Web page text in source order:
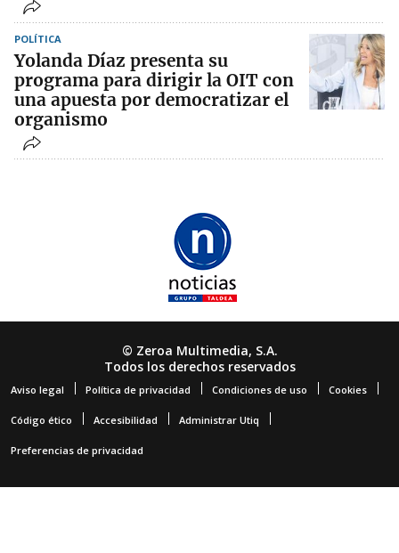
POLÍTICA
Yolanda Díaz presenta su
programa para dirigir la OIT con
una apuesta por democratizar el
organismo
© Zeroa Multimedia, S.A.
Todos los derechos reservados
Aviso legal Política de privacidad Condiciones de uso Cookies
Código ético Accesibilidad Administrar Utiq
Preferencias de privacidad